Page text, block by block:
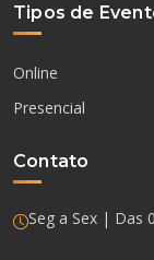
Tipos de
Online
Presencial
Contato
Seg a Sex | Das